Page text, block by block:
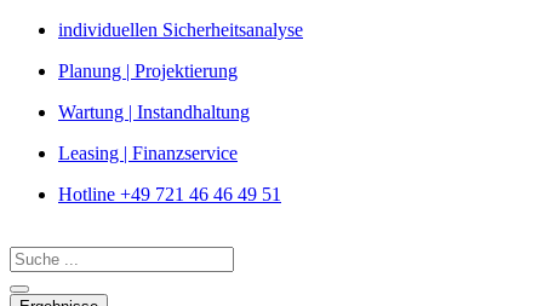
Zum
springen
individuellen Sicherheitsanalyse
Planung | Projektierung
Wartung | Instandhaltung
Leasing | Finanzservice
Hotline +49 721 46 46 49 51
Search
...